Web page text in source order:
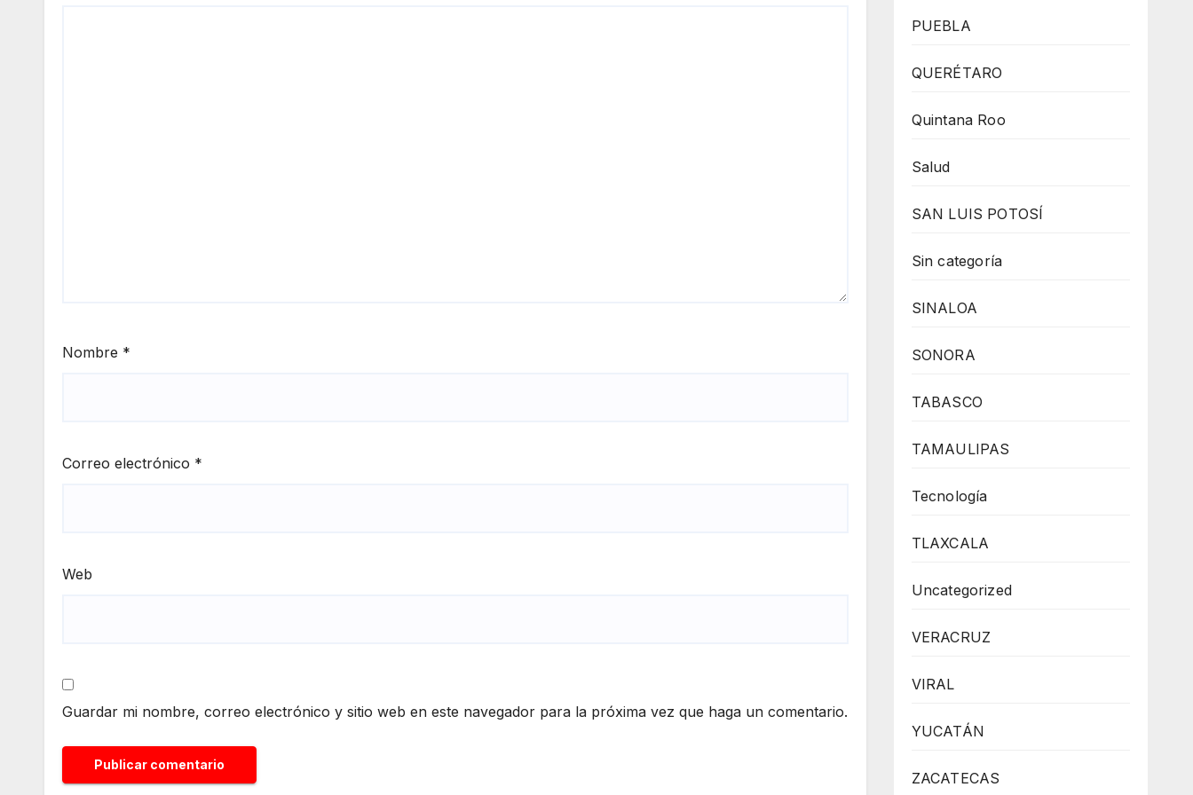
Nombre *
Correo electrónico *
Web
Guardar mi nombre, correo electrónico y sitio web en este navegador para la próxima vez que haga un comentario.
PUEBLA
QUERÉTARO
Quintana Roo
Salud
SAN LUIS POTOSÍ
Sin categoría
SINALOA
SONORA
TABASCO
TAMAULIPAS
Tecnología
TLAXCALA
Uncategorized
VERACRUZ
VIRAL
YUCATÁN
ZACATECAS